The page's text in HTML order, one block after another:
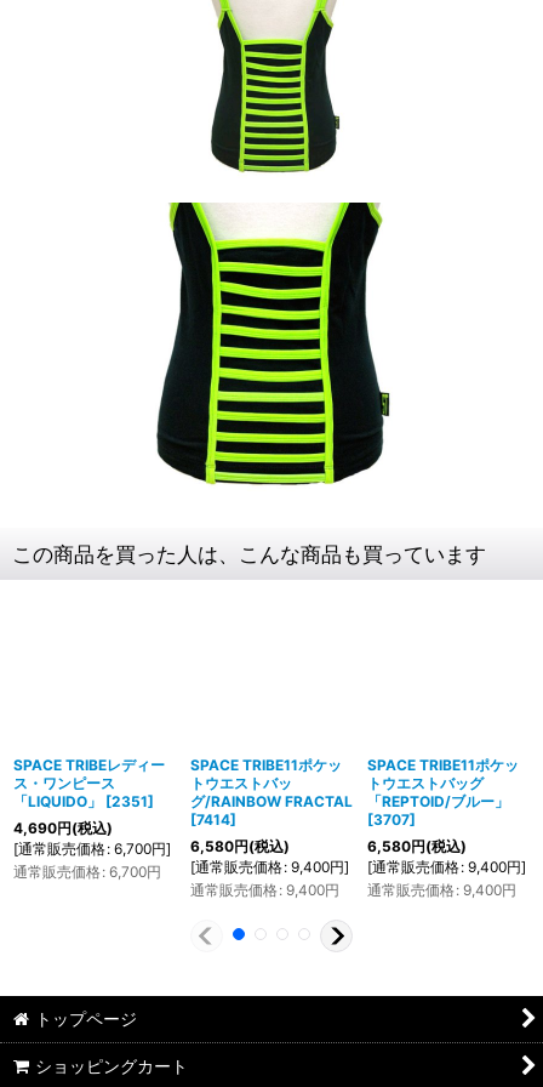
この商品を買った人は、こんな商品も買っています
SPACE TRIBEレディー
ス・ワンピース
「LIQUIDO」
[2351]
4,690円(税込)
[通常販売価格: 6,700円]
通常販売価格: 6,700円
SPACE TRIBE11ポケッ
トウエストバッ
グ/RAINBOW FRACTAL
[7414]
6,580円(税込)
[通常販売価格: 9,400円]
通常販売価格: 9,400円
SPACE TRIBE11ポケッ
トウエストバッグ
「REPTOID/ブルー」
[3707]
6,580円(税込)
[通常販売価格: 9,400円]
通常販売価格: 9,400円
トップページ
ショッピングカート